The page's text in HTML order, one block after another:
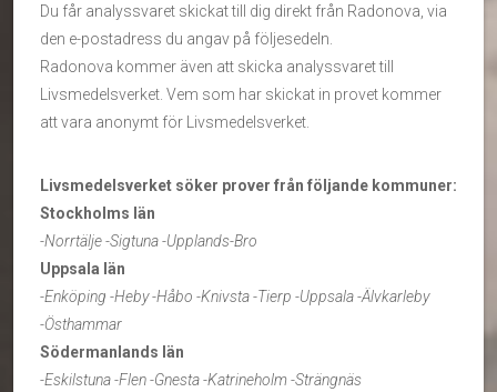
Du får analyssvaret skickat till dig direkt från Radonova, via
den e-postadress du angav på följesedeln.
Radonova kommer även att skicka analyssvaret till
Livsmedelsverket. Vem som har skickat in provet kommer
att vara anonymt för Livsmedelsverket.
Livsmedelsverket söker prover från följande kommuner:
Stockholms län
-Norrtälje -Sigtuna -Upplands-Bro
Uppsala Iän
-Enköping -Heby -Håbo -Knivsta -Tierp -Uppsala -Älvkarleby
-Östhammar
Södermanlands län
-Eskilstuna -Flen -Gnesta -Katrineholm -Strängnäs